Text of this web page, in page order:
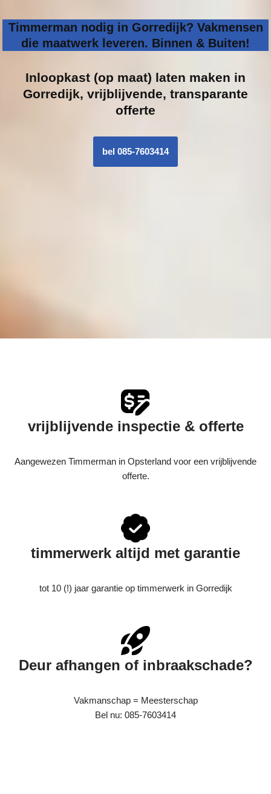
Timmerman nodig in Gorredijk? Vakmensen
die maatwerk leveren. Binnen & Buiten!
Inloopkast (op maat) laten maken in
Gorredijk, vrijblijvende, transparante
offerte
bel 085-7603414
vrijblijvende inspectie & offerte
Aangewezen Timmerman in Opsterland voor een vrijblijvende
offerte.
timmerwerk altijd met garantie
tot 10 (!) jaar garantie op timmerwerk in Gorredijk
Deur afhangen of inbraakschade?
Vakmanschap = Meesterschap
Bel nu: 085-7603414